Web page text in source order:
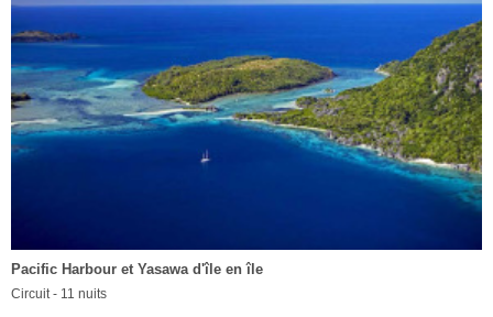
Pacific Harbour et Yasawa d'île en île
Circuit - 11 nuits